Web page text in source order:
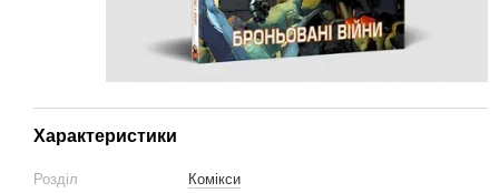
Характеристики
Розділ
Комікси